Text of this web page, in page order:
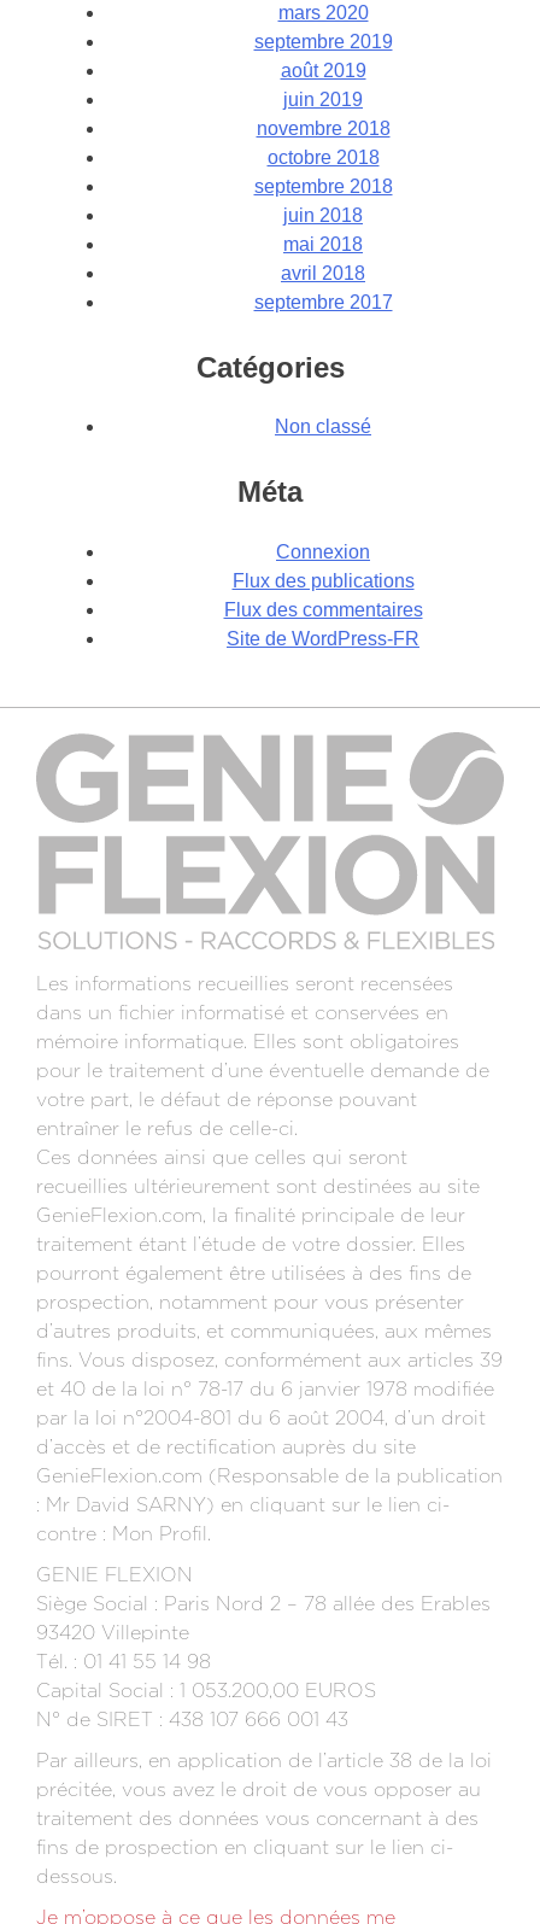
mars 2020
septembre 2019
août 2019
juin 2019
novembre 2018
octobre 2018
septembre 2018
juin 2018
mai 2018
avril 2018
septembre 2017
Catégories
Non classé
Méta
Connexion
Flux des publications
Flux des commentaires
Site de WordPress-FR
Les informations recueillies seront recensées
dans un fichier informatisé et conservées en
mémoire informatique. Elles sont obligatoires
pour le traitement d’une éventuelle demande de
votre part, le défaut de réponse pouvant
entraîner le refus de celle-ci.
Ces données ainsi que celles qui seront
recueillies ultérieurement sont destinées au site
GenieFlexion.com, la finalité principale de leur
traitement étant l’étude de votre dossier. Elles
pourront également être utilisées à des fins de
prospection, notamment pour vous présenter
d’autres produits, et communiquées, aux mêmes
fins. Vous disposez, conformément aux articles 39
et 40 de la loi n° 78-17 du 6 janvier 1978 modifiée
par la loi n°2004-801 du 6 août 2004, d’un droit
d’accès et de rectification auprès du site
GenieFlexion.com (Responsable de la publication
: Mr David SARNY) en cliquant sur le lien ci-
contre : Mon Profil.
GENIE FLEXION
Siège Social : Paris Nord 2 – 78 allée des Erables
93420 Villepinte
Tél. : 01 41 55 14 98
Capital Social : 1 053.200,00 EUROS
N° de SIRET : 438 107 666 001 43
Par ailleurs, en application de l’article 38 de la loi
précitée, vous avez le droit de vous opposer au
traitement des données vous concernant à des
fins de prospection en cliquant sur le lien ci-
dessous.
Je m’oppose à ce que les données me